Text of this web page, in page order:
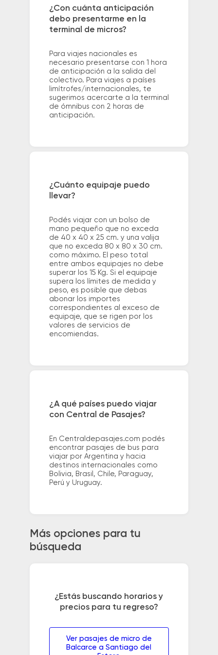
¿Con cuánta anticipación
debo presentarme en la
terminal de micros?
Para viajes nacionales es
necesario presentarse con 1 hora
de anticipación a la salida del
colectivo. Para viajes a países
limítrofes/internacionales, te
sugerimos acercarte a la terminal
de ómnibus con 2 horas de
anticipación.
¿Cuánto equipaje puedo
llevar?
Podés viajar con un bolso de
mano pequeño que no exceda
de 40 x 40 x 25 cm. y una valija
que no exceda 80 x 80 x 30 cm.
como máximo. El peso total
entre ambos equipajes no debe
superar los 15 Kg. Si el equipaje
supera los límites de medida y
peso, es posible que debas
abonar los importes
correspondientes al exceso de
equipaje, que se rigen por los
valores de servicios de
encomiendas.
¿A qué países puedo viajar
con Central de Pasajes?
En Centraldepasajes.com podés
encontrar pasajes de bus para
viajar por Argentina y hacia
destinos internacionales como
Bolivia, Brasil, Chile, Paraguay,
Perú y Uruguay.
Más opciones para tu
búsqueda
¿Estás buscando horarios y
precios para tu regreso?
Ver pasajes de micro de
Balcarce a Santiago del